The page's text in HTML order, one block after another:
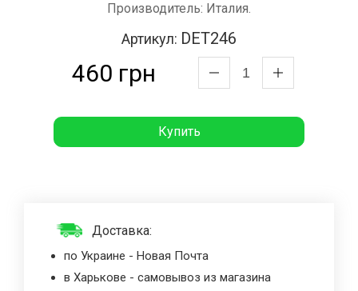
Производитель: Италия.
Артикул: DET246
460 грн
Купить
Доставка:
по Украине - Новая Почта
в Харькове - самовывоз из магазина